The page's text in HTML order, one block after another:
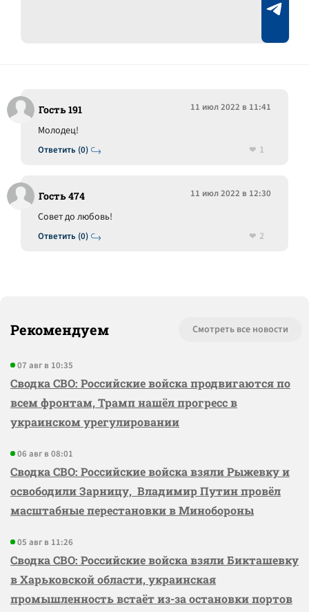
Гость 191 11 июл 2022 в 11:41
Ответить (0)
Молодец!
1
Гость 474 11 июл 2022 в 12:30
Ответить (0)
Совет до любовь!
2
Рекомендуем Смотреть все новости
07 авг в 10:35
Сводка СВО: Российские войска продвигаются по
всем фронтам, Трамп нашёл прогресс в
украинском урегулировании
06 авг в 08:01
Сводка СВО: Российские войска взяли Рыжевку и
освободили Зарницу, Владимир Путин провёл
масштабные перестановки в Минобороны
05 авг в 11:26
Сводка СВО: Российские войска взяли Бикташевку
в Харьковской области, украинская
промышленность встаёт из-за остановки портов